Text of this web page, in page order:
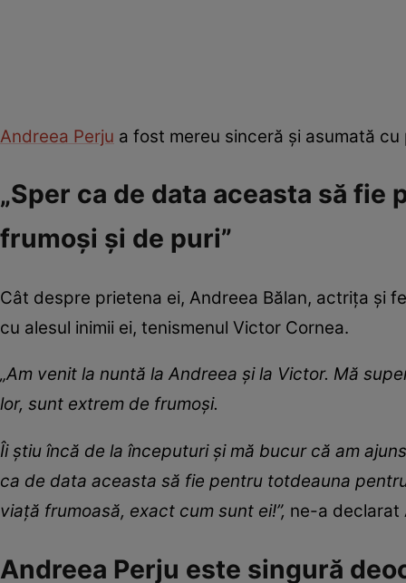
Andreea Perju a fost mereu sinceră și asumată
„Sper ca de data aceasta să
frumoși și de puri”
Cât despre prietena ei, Andreea Bălan, actrița și
cu alesul inimii ei, tenismenul Victor Cornea.
„Am venit la nuntă la Andreea și la Victor. Mă
lor, sunt extrem de frumoși.
Îi știu încă de la începuturi și mă bucur că am
ca de data aceasta să fie pentru totdeauna
viață frumoasă, exact cum sunt ei!”, ne-a declarat
Andreea Perju este singură